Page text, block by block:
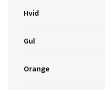
Hvid
Gul
Orange